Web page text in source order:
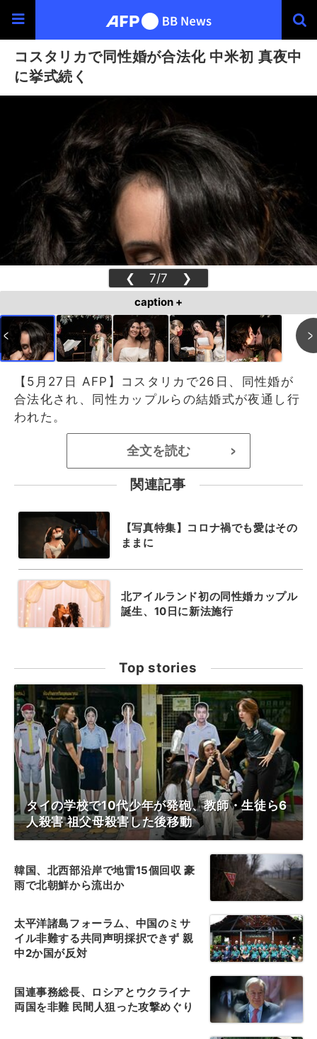
コスタリカで同性婚が合法化 中米初 真夜中
に挙式続く
❮ 7/7 ❯
caption +
【5月27日 AFP】コスタリカで26日、同性婚が
合法化され、同性カップルらの結婚式が夜通し行
われた。
全文を読む >
関連記事
【写真特集】コロナ禍でも愛はその
ままに
北アイルランド初の同性婚カップル
誕生、10日に新法施行
Top stories
タイの学校で10代少年が発砲、教師・生徒ら6
人殺害 祖父母殺害した後移動
韓国、北西部沿岸で地雷15個回収 豪
雨で北朝鮮から流出か
太平洋諸島フォーラム、中国のミサ
イル非難する共同声明採択できず 親
中2か国が反対
国連事務総長、ロシアとウクライナ
両国を非難 民間人狙った攻撃めぐり